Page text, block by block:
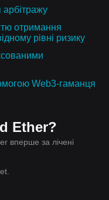
арбітражу
отримання
рівні ризику
Web3-гаманця
Ether?
вперше за лічені